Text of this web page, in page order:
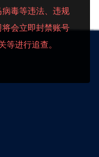
毒等违法、违规
会立即封禁账号
等进行追查。